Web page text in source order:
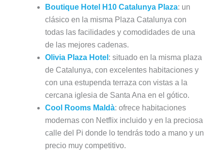
Boutique Hotel H10 Catalunya Plaza: un
clásico en la misma Plaza Catalunya con
todas las facilidades y comodidades de una
de las mejores cadenas.
Olivia Plaza Hotel : situado en la misma plaza
de Catalunya, con excelentes habitaciones y
con una estupenda terraza con vistas a la
cercana iglesia de Santa Ana en el gótico.
Cool Rooms Maldà: ofrece habitaciones
modernas con Netflix incluido y en la preciosa
calle del Pi donde lo tendrás todo a mano y un
precio muy competitivo.